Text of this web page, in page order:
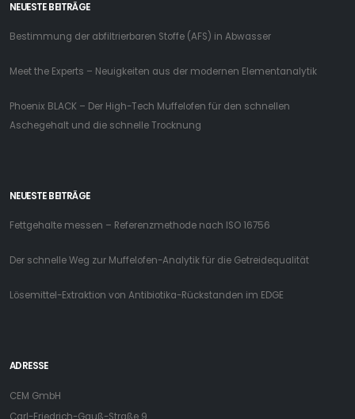
NEUESTE BEITRÄGE
Bestimmung der abfiltrierbaren Stoffe (AFS) in Abwasser
Meet the Experts – Neuigkeiten aus der modernen Elementanalytik
Phoenix BLACK – Der High-Tech Muffelofen für den schnellen
Aschegehalt und die schnelle Trocknung
NEUESTE BEITRÄGE
Fettgehalte messen – Referenzmethode nach ISO 16756
Der schnelle Weg zur Muffelofen-Analytik für die Getreidequalität
Lösemittel-Extraktion von Antibiotika-Rückstanden im EDGE
ADRESSE
CEM GmbH